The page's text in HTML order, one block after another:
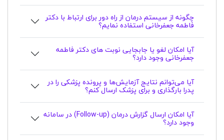
چگونه از سیستم درمان از راه دور برای ارتباط با دکتر
فاطمه جعفرخانی استفاده نمایم؟
آیا امکان لغو یا جابجایی نوبت های دکتر فاطمه
جعفرخانی وجود دارد؟
آیا می‌توانم نتایج آزمایش‌ها و پرونده پزشکی را در
پدرا بارگذاری و برای پزشک ارسال کنم؟
آیا امکان ارسال گزارش درمان (Follow-up) در سامانه
وجود دارد؟